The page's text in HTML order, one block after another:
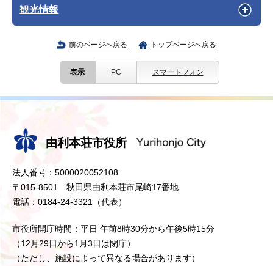
観光情報
前のページへ戻る トップページへ戻る
表示 PC スマートフォン
由利本荘市役所
法人番号：5000020052108
〒015-8501 秋田県由利本荘市尾崎17番地
電話：0184-24-3321（代表）
市役所開庁時間：平日 午前8時30分から午後5時15分
（12月29日から1月3日は閉庁）
（ただし、施設によって異なる場合があります）